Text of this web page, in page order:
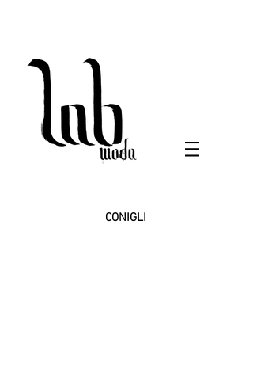
CONIGLI